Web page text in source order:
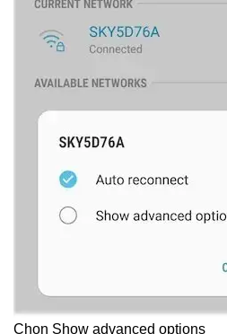
Chọn Show advanced options